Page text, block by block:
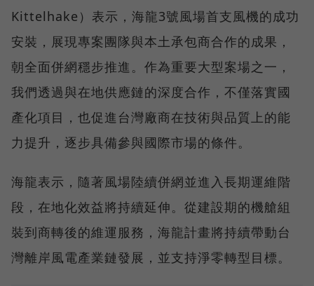
Kittelhake）表示，海龍3號風場首支風機的成功
安裝，展現專案團隊與本土承包商合作的成果，
朝全面併網穩步推進。作為重要大型案場之一，
我們透過與在地供應鏈的深度合作，不僅落實國
產化項目，也促進台灣廠商在技術與品質上的能
力提升，逐步具備參與國際市場的條件。
海龍表示，隨著風場陸續併網並進入長期運維階
段，在地化效益將持續延伸。從建設期的機艙組
裝到商轉後的維運服務，海龍計畫將持續帶動台
灣離岸風電產業鏈發展，並支持淨零轉型目標。